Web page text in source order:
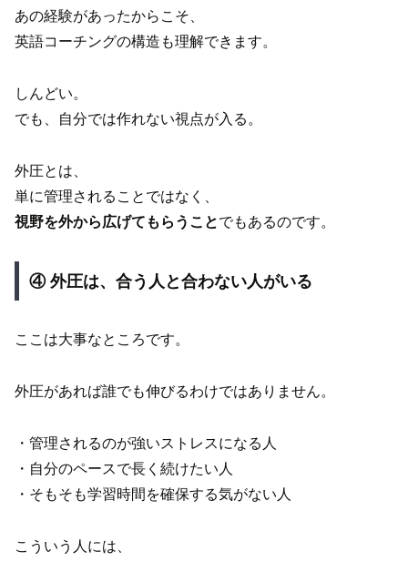
あの経験があったからこそ、
英語コーチングの構造も理解できます。
しんどい。
でも、自分では作れない視点が入る。
外圧とは、
単に管理されることではなく、
視野を外から広げてもらうことでもあるのです。
④ 外圧は、合う人と合わない人がいる
ここは大事なところです。
外圧があれば誰でも伸びるわけではありません。
・管理されるのが強いストレスになる人
・自分のペースで長く続けたい人
・そもそも学習時間を確保する気がない人
こういう人には、